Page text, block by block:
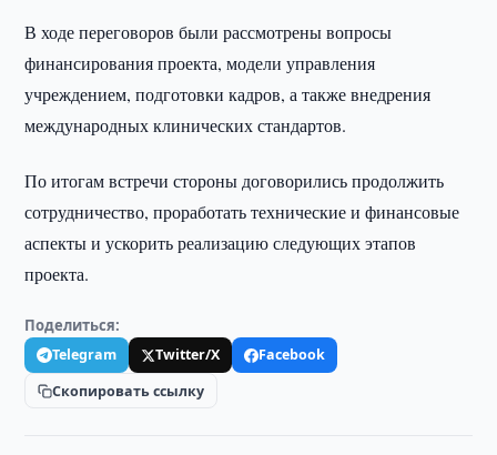
В ходе переговоров были рассмотрены вопросы
финансирования проекта, модели управления
учреждением, подготовки кадров, а также внедрения
международных клинических стандартов.
По итогам встречи стороны договорились продолжить
сотрудничество, проработать технические и финансовые
аспекты и ускорить реализацию следующих этапов
проекта.
Поделиться:
Telegram Twitter/X
Facebook
Скопировать ссылку